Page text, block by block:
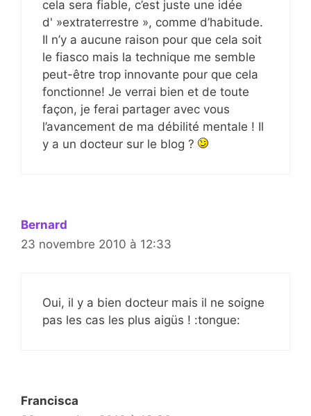
cela sera fiable, c’est juste une idée
d' »extraterrestre », comme d’habitude.
Il n’y a aucune raison pour que cela soit
le fiasco mais la technique me semble
peut-être trop innovante pour que cela
fonctionne! Je verrai bien et de toute
façon, je ferai partager avec vous
l’avancement de ma débilité mentale ! Il
y a un docteur sur le blog ?
Bernard
23 novembre 2010 à 12:33
Oui, il y a bien docteur mais il ne soigne
pas les cas les plus aigüs ! :tongue:
Francisca